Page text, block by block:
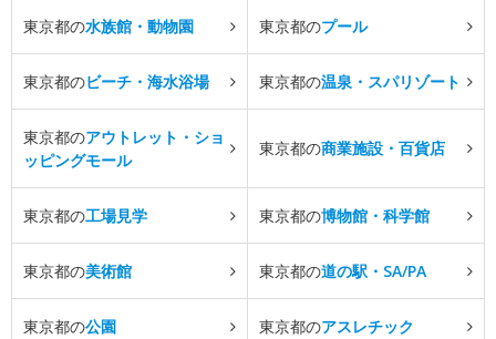
東京都の水族館・動物園 東京都のプール
東京都のビーチ・海水浴場 東京都の温泉・スパリゾート
東京都のアウトレット・ショ
ッピングモール
東京都の商業施設・百貨店
東京都の工場見学 東京都の博物館・科学館
東京都の美術館 東京都の道の駅・SA/PA
東京都の公園 東京都のアスレチック